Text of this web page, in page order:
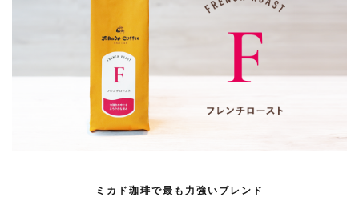
ミカド珈琲で最も力強いブレンド